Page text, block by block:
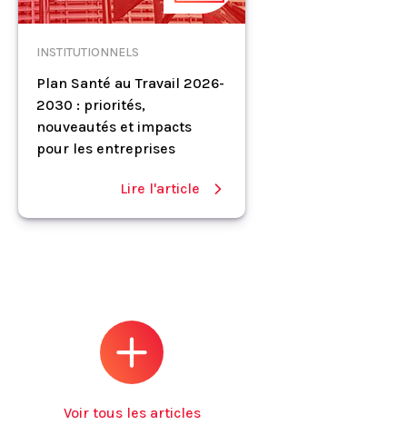
INSTITUTIONNELS
Plan Santé au Travail 2026-
2030 : priorités,
nouveautés et impacts
pour les entreprises
Lire l'article
Voir tous les articles